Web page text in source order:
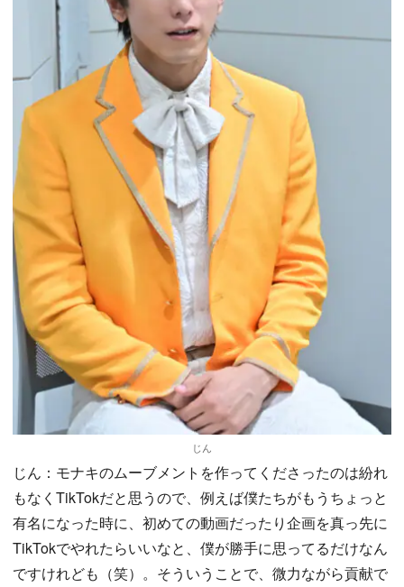
じん
じん：モナキのムーブメントを作ってくださったのは紛れ
もなくTikTokだと思うので、例えば僕たちがもうちょっと
有名になった時に、初めての動画だったり企画を真っ先に
TikTokでやれたらいいなと、僕が勝手に思ってるだけなん
ですけれども（笑）。そういうことで、微力ながら貢献で